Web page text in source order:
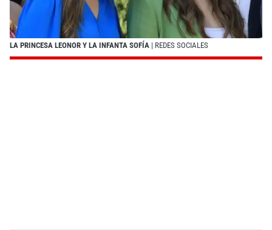
LA PRINCESA LEONOR Y LA INFANTA SOFÍA | REDES SOCIALES